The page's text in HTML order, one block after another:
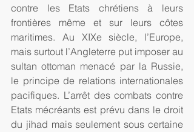
contre les Etats chrétiens à leurs
frontières même et sur leurs côtes
maritimes. Au XIXe siècle, l’Europe,
mais surtout l’Angleterre put imposer au
sultan ottoman menacé par la Russie,
le principe de relations internationales
pacifiques. L’arrêt des combats contre
Etats mécréants est prévu dans le droit
du jihad mais seulement sous certaine